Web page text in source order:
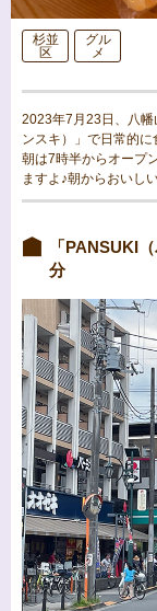
杉並
区
グル
メ
2023年7月23日、八幡
ンスキ）」で日常的に
朝は7時半からオープ
ますよ♪朝からおいし
「PANSUKI
分